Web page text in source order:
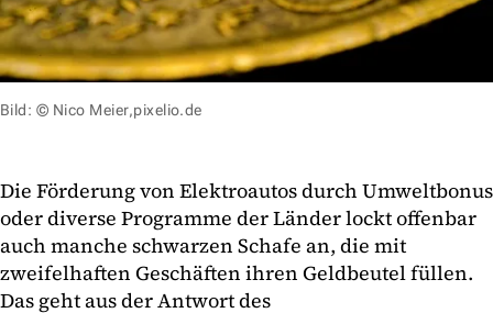
Bild: © Nico Meier,pixelio.de
Die Förderung von Elektroautos durch Umweltbonus
oder diverse Programme der Länder lockt offenbar
auch manche schwarzen Schafe an, die mit
zweifelhaften Geschäften ihren Geldbeutel füllen.
Das geht aus der Antwort des